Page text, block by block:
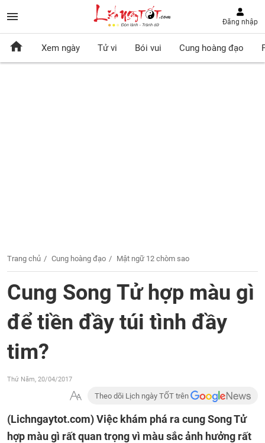
Đăng nhập
Xem ngày Tử vi Bói vui Cung hoàng đạo
Trang chủ Cung hoàng đạo Mật ngữ 12 chòm sao
Cung Song Tử hợp màu gì
để tiền đầy túi tình đầy
tim?
Thứ Năm, 20/04/2017
Theo dõi Lịch ngày TỐT trên
(Lichngaytot.com)Việc khám phá ra cung Song Tử
hợp màu gì rất quan trọng vì màu sắc ảnh hưởng rất